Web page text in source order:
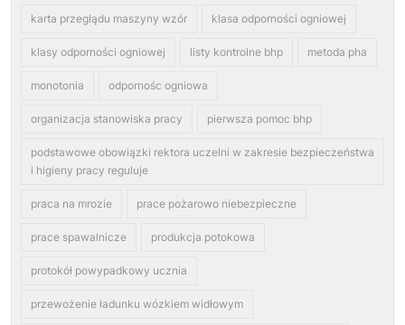
karta przeglądu maszyny wzór klasa odporności ogniowej
klasy odporności ogniowej listy kontrolne bhp metoda pha
monotonia odpornośc ogniowa
organizacja stanowiska pracy pierwsza pomoc bhp
podstawowe obowiązki rektora uczelni w zakresie bezpieczeństwa
i higieny pracy reguluje
praca na mrozie prace pożarowo niebezpieczne
prace spawalnicze produkcja potokowa
protokół powypadkowy ucznia
przewożenie ładunku wózkiem widłowym